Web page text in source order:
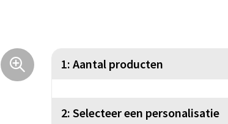
1: Aantal producten
2: Selecteer een personalisatie